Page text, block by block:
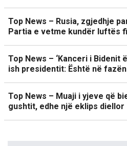
Top News – Rusia, zgjedhje
Partia e vetme kundër luftës
Top News – ‘Kanceri i Bidenit
ish presidentit: Është në
Top News – Muaji i yjeve që
gushtit, edhe një eklips diellor